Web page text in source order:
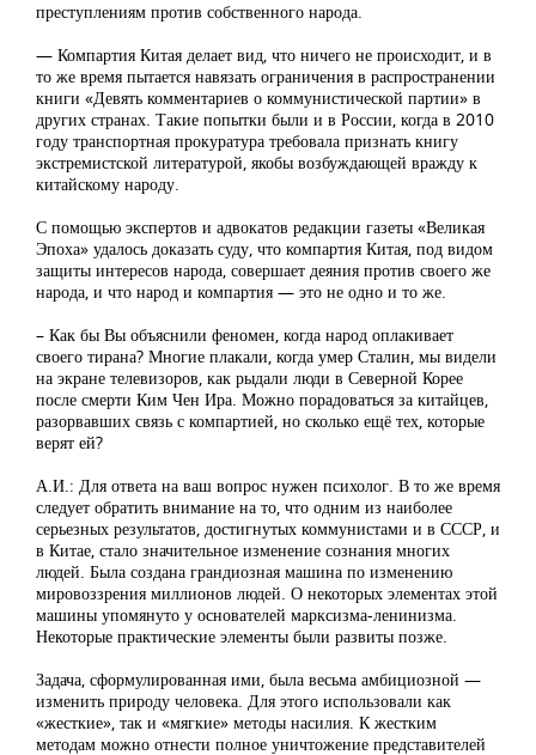
преступлениям против собственного народа.
— Компартия Китая делает вид, что ничего не происходит, и в
то же время пытается навязать ограничения в распространении
книги «Девять комментариев о коммунистической партии» в
других странах. Такие попытки были и в России, когда в 2010
году транспортная прокуратура требовала признать книгу
экстремистской литературой, якобы возбуждающей вражду к
китайскому народу.
С помощью экспертов и адвокатов редакции газеты «Великая
Эпоха» удалось доказать суду, что компартия Китая, под видом
защиты интересов народа, совершает деяния против своего же
народа, и что народ и компартия — это не одно и то же.
– Как бы Вы объяснили феномен, когда народ оплакивает
своего тирана? Многие плакали, когда умер Сталин, мы видели
на экране телевизоров, как рыдали люди в Северной Корее
после смерти Ким Чен Ира. Можно порадоваться за китайцев,
разорвавших связь с компартией, но сколько ещё тех, которые
верят ей?
А.И.: Для ответа на ваш вопрос нужен психолог. В то же время
следует обратить внимание на то, что одним из наиболее
серьезных результатов, достигнутых коммунистами и в СССР, и
в Китае, стало значительное изменение сознания многих
людей. Была создана грандиозная машина по изменению
мировоззрения миллионов людей. О некоторых элементах этой
машины упомянуто у основателей марксизма-ленинизма.
Некоторые практические элементы были развиты позже.
Задача, сформулированная ими, была весьма амбициозной —
изменить природу человека. Для этого использовали как
«жесткие», так и «мягкие» методы насилия. К жестким
методам можно отнести полное уничтожение представителей